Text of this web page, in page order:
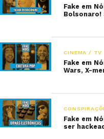
Fake em
Bolsonaro!
CINEMA / TV
Fake em
Wars, X-
Fake em
ser